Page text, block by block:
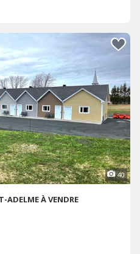
40
ADELME À VENDRE